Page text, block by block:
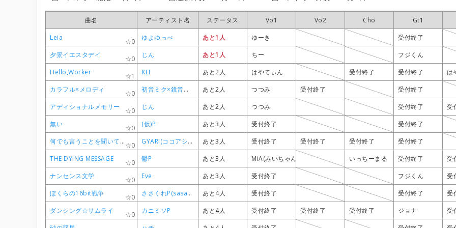
曲名 アーティスト名 ステータス Vo1 Vo2 Cho Gt1
Leia
0 ゆよゆっぺ あと1人 ゆーき 受付終了
夕景イエスタデイ
0 じん あと1人 ちー フジくん
Hello,Worker
1 KEI あと2人 はやてぃん 受付終了 受付終了 は
カラフル×メロディ
0 初音ミク×鏡音リン あと2人 つつみ 受付終了 受付終了
アディショナルメモリー
0 じん あと2人 つつみ 受付終了 受
無い
0 (仮)P あと3人 受付終了 受付終了
何でも言うことを聞いてくれるアカネチャン
0 GYARI(ココアシガレットP) あと3人 受付終了 受付終了 受付終了 受付終了
THE DYING MESSAGE
0 鬱P あと3人 MiA(みいちゃん) いっちーまる 受付終了 受
ナンセンス文学
0 Eve あと3人 受付終了 フジくん 受
ぼくらの16bit戦争
0 ささくれP(sasakure.UK) あと4人 受付終了 受付終了 受
ダンシング☆サムライ
0 カニミソP あと4人 受付終了 受付終了 受付終了 ジョナ 受
曲名 アーティスト名 ステータス Vo1 Vo2 Cho Gt1
Leia
0 ゆよゆっぺ あと1人 ゆーき 受付終了
夕景イエスタデイ
0 じん あと1人 ちー フジくん
Hello,Worker
1 KEI あと2人 はやてぃん 受付終了 受付終了 は
カラフル×メロディ
0 初音ミク×鏡音リン あと2人 つつみ 受付終了 受付終了
アディショナルメモリー
0 じん あと2人 つつみ 受付終了 受
無い
0 (仮)P あと3人 受付終了 受付終了
何でも言うことを聞いてくれるアカネチャン
0 GYARI(ココアシガレットP) あと3人 受付終了 受付終了 受付終了 受付終了
THE DYING MESSAGE
0 鬱P あと3人 MiA(みいちゃん) いっちーまる 受付終了 受
ナンセンス文学
0 Eve あと3人 受付終了 フジくん 受
ぼくらの16bit戦争
0 ささくれP(sasakure.UK) あと4人 受付終了 受付終了 受
ダンシング☆サムライ
0 カニミソP あと4人 受付終了 受付終了 受付終了 ジョナ 受
曲名 アーティスト名 ステータス Vo1 Vo2 Cho Gt1
Leia
0 ゆよゆっぺ あと1人 ゆーき 受付終了
夕景イエスタデイ
0 じん あと1人 ちー フジくん
Hello,Worker
1 KEI あと2人 はやてぃん 受付終了 受付終了 は
カラフル×メロディ
0 初音ミク×鏡音リン あと2人 つつみ 受付終了 受付終了
アディショナルメモリー
0 じん あと2人 つつみ 受付終了 受
無い
0 (仮)P あと3人 受付終了 受付終了
何でも言うことを聞いてくれるアカネチャン
0 GYARI(ココアシガレットP) あと3人 受付終了 受付終了 受付終了 受付終了
THE DYING MESSAGE
0 鬱P あと3人 MiA(みいちゃん) いっちーまる 受付終了 受
ナンセンス文学
0 Eve あと3人 受付終了 フジくん 受
ぼくらの16bit戦争
0 ささくれP(sasakure.UK) あと4人 受付終了 受付終了 受
ダンシング☆サムライ
0 カニミソP あと4人 受付終了 受付終了 受付終了 ジョナ 受
曲名 アーティスト名 ステータス Vo1 Vo2 Cho Gt1
Leia
0 ゆよゆっぺ あと1人 ゆーき 受付終了
夕景イエスタデイ
0 じん あと1人 ちー フジくん
Hello,Worker
1 KEI あと2人 はやてぃん 受付終了 受付終了 は
カラフル×メロディ
0 初音ミク×鏡音リン あと2人 つつみ 受付終了 受付終了
アディショナルメモリー
0 じん あと2人 つつみ 受付終了 受
無い
0 (仮)P あと3人 受付終了 受付終了
何でも言うことを聞いてくれるアカネチャン
0 GYARI(ココアシガレットP) あと3人 受付終了 受付終了 受付終了 受付終了
THE DYING MESSAGE
0 鬱P あと3人 MiA(みいちゃん) いっちーまる 受付終了 受
ナンセンス文学
0 Eve あと3人 受付終了 フジくん 受
ぼくらの16bit戦争
0 ささくれP(sasakure.UK) あと4人 受付終了 受付終了 受
ダンシング☆サムライ
0 カニミソP あと4人 受付終了 受付終了 受付終了 ジョナ 受